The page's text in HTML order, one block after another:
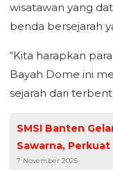
wisatawan yang
benda bersejarah
“Kita harapkan
Bayah Dome ini
sejarah dari
SMSI Banten
Sawarna,
Soliditas Media
7 November 2025